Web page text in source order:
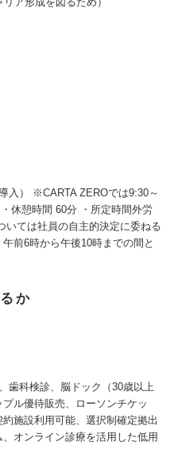
入） ※CARTA ZEROでは9:30～
休憩時間 60分 ・所定時間外労
ては社員の自主的決定に委ねる
前6時から午後10時までの間と
か
歯科検診、脳ドック（30歳以上
ル優待販売、ローソンチケッ
施設利用可能、選択制確定拠出
オンライン診療を活用した低用